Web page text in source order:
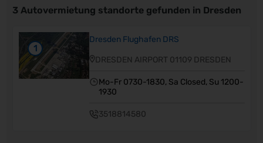
3 Autovermietung standorte gefunden in Dresden
1
Dresden Flughafen DRS
DRESDEN AIRPORT 01109 DRESDEN
Mo-Fr 0730-1830, Sa Closed, Su 1200-
1930
3518814580